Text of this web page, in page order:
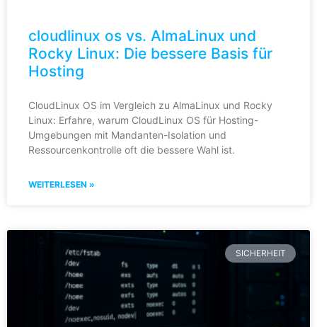
cloudlinux os vs. AlmaLinux und
Rocky Linux: Die bessere Basis für
Hosting
CloudLinux OS im Vergleich zu AlmaLinux und Rocky
Linux: Erfahre, warum CloudLinux OS für Hosting-
Umgebungen mit Mandanten-Isolation und
Ressourcenkontrolle oft die bessere Wahl ist.
WEITERLESEN »
SICHERHEIT